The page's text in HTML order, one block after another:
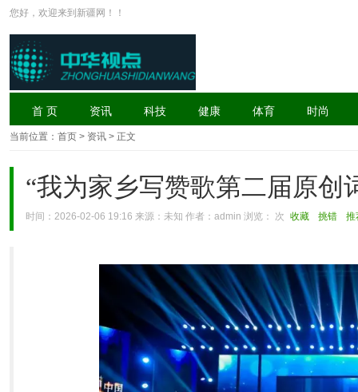
您好，欢迎来到新疆网！！
首 页 资讯 科技 健康 体育 时尚
当前位置： 首页 > 资讯 > 正文
“我为家乡写赞歌第二届原创
时间：2026-02-06 19:16 来源：未知 作者：admin 浏览： 次 收藏 挑错 推